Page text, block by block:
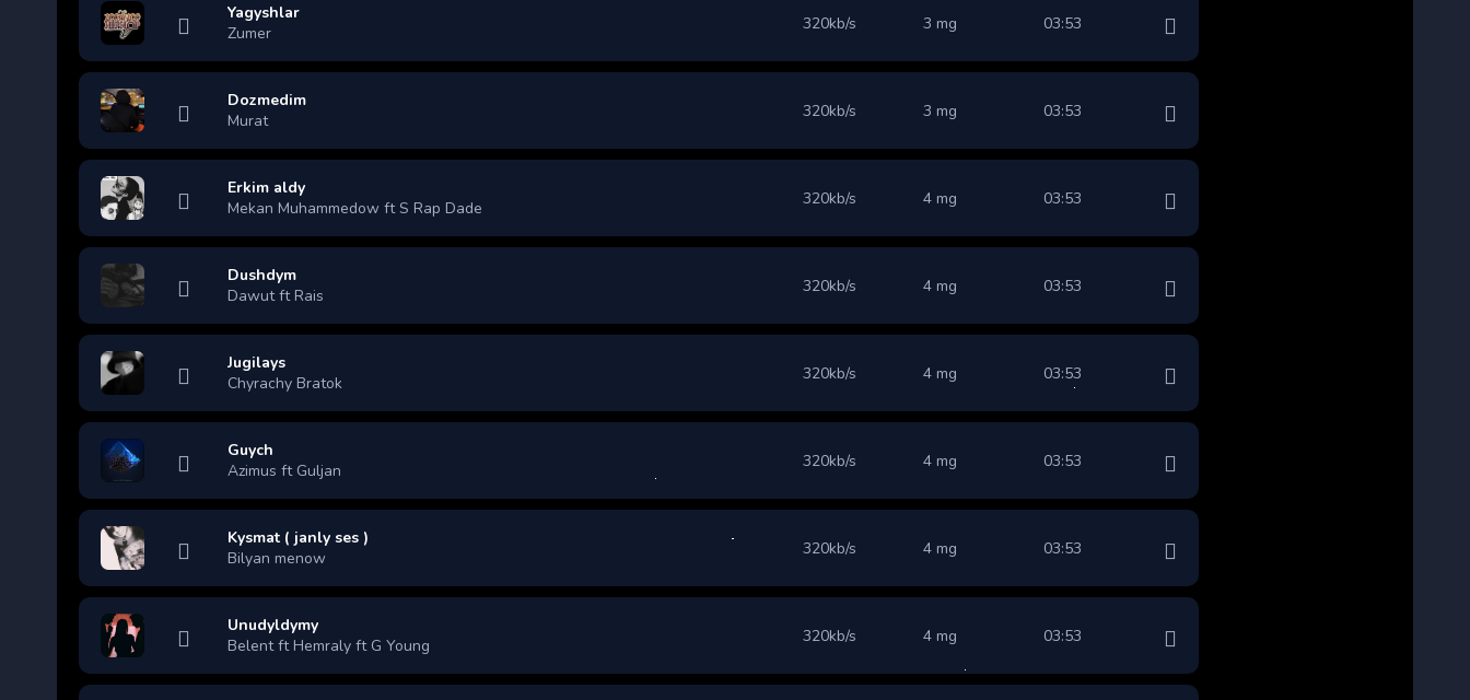
Yagyshlar
Zumer
320kb/s 3 mg 03:53
Dozmedim
Murat
320kb/s 3 mg 03:53
Erkim aldy
Mekan Muhammedow ft S Rap Dade
320kb/s 4 mg 03:53
Dushdym
Dawut ft Rais
320kb/s 4 mg 03:53
Jugilays
Chyrachy Bratok
320kb/s 4 mg 03:53
Guych
Azimus ft Guljan
320kb/s 4 mg 03:53
Kysmat ( janly ses )
Bilyan menow
320kb/s 4 mg 03:53
Unudyldymy
Belent ft Hemraly ft G Young
320kb/s 4 mg 03:53